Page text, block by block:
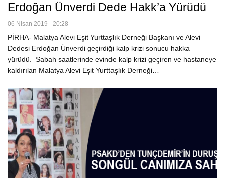
Erdoğan Ünverdi Dede Hakk’a Yürüdü
06 Nisan 2019 - 20:28
PİRHA- Malatya Alevi Eşit Yurttaşlık Derneği Başkanı ve Alevi
Dedesi Erdoğan Ünverdi geçirdiği kalp krizi sonucu hakka
yürüdü. Sabah saatlerinde evinde kalp krizi geçiren ve hastaneye
kaldırılan Malatya Alevi Eşit Yurttaşlık Derneği…